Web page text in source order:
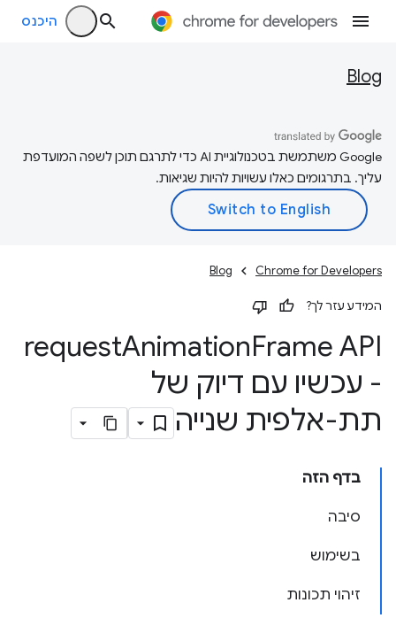
היכנס
Blog
‫Google משתמשת בטכנולוגיית AI כדי לתרגם תוכן לשפה המועדפת
עליך. בתרגומים כאלו עשויות להיות שגיאות.
Chrome for Developers
Blog
המידע עזר לך?
requestAnimationFrame API
- עכשיו עם דיוק של
תת-אלפית שנייה
בדף הזה
סיבה
בשימוש
זיהוי תכונות